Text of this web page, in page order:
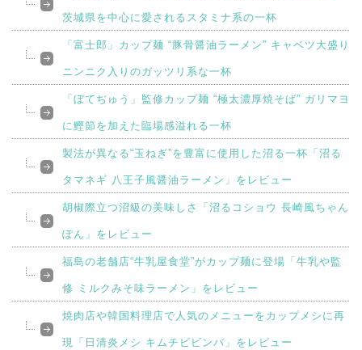
茨城県を中心に愛されるスタミナ系の一杯
「富士郎」カップ麺 “豚骨醤油ラーメン” キャベツ大盛り
ニンニク入りのガッツリ系な一杯
「ぼてぢゅう」監修カップ麺 “極太濃厚焼そば” ガリマヨ
に鰹節を加えた臨場感溢れる一杯
製法が異なる“玉ねぎ”を豊富に使用した沼る一杯「沼る
タマネギ 八王子風醤油ラーメン」をレビュー
胡椒際立つ沼級の美味しさ「沼るコショウ 長崎風ちゃん
ぽん」をレビュー
福島の老舗店“牛乳屋食堂”がカップ麺に登場「牛乳や監
修 ミルクみそ味ラーメン」をレビュー
焼肉店や韓国料理店で人気のメニューをカップメシに再
現「日清炎メシ キムチビビンバ」をレビュー